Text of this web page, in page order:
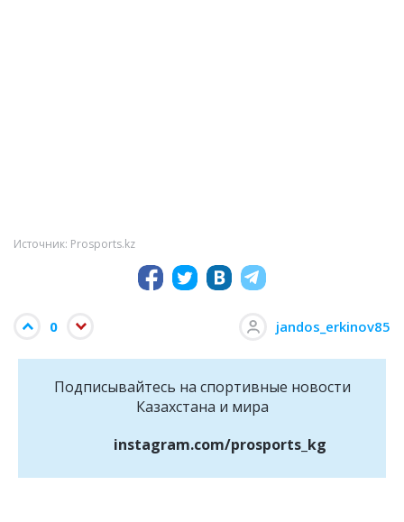
Источник: Prosports.kz
0 jandos_erkinov85
Подписывайтесь на cпортивные новости
Казахстана и мира
instagram.com/prosports_kg